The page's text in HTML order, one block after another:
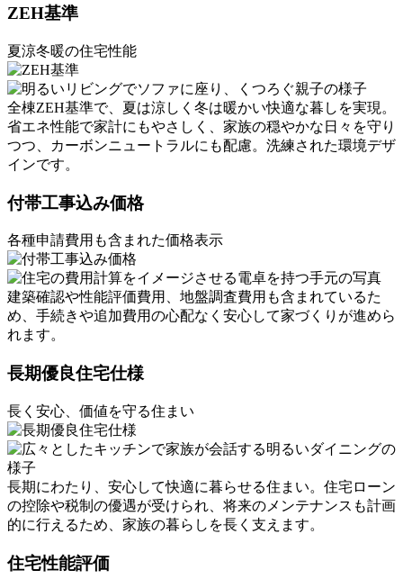
ZEH基準
夏涼冬暖の住宅性能
全棟ZEH基準で、夏は涼しく冬は暖かい快適な暮しを実現。
省エネ性能で家計にもやさしく、家族の穏やかな日々を守り
つつ、カーボンニュートラルにも配慮。洗練された環境デザ
インです。
付帯工事込み価格
各種申請費用も含まれた価格表示
建築確認や性能評価費用、地盤調査費用も含まれているた
め、手続きや追加費用の心配なく安心して家づくりが進めら
れます。
長期優良住宅仕様
長く安心、価値を守る住まい
長期にわたり、安心して快適に暮らせる住まい。住宅ローン
の控除や税制の優遇が受けられ、将来のメンテナンスも計画
的に行えるため、家族の暮らしを長く支えます。
住宅性能評価